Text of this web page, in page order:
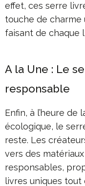
effet, ces serre
touche de charme
faisant de chaque
A la Une : Le
responsable
Enfin, à l’heure
écologique, le
reste. Les
vers des
responsables,
livres uniques